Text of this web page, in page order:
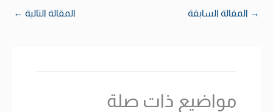
→ المقالة السابقة المقالة التالية ←
مواضيع ذات صلة